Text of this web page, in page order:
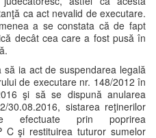
ca act nevalid de executare.
a se constata că de fapt
decât cea care a fost pusă în
să ia act de suspendarea legală
de executare nr. 148/2012 în
şi să se dispună anularea
30.08.2016, sistarea reţinerilor
efectuate prin poprirea
C şi restituirea tuturor sumelor